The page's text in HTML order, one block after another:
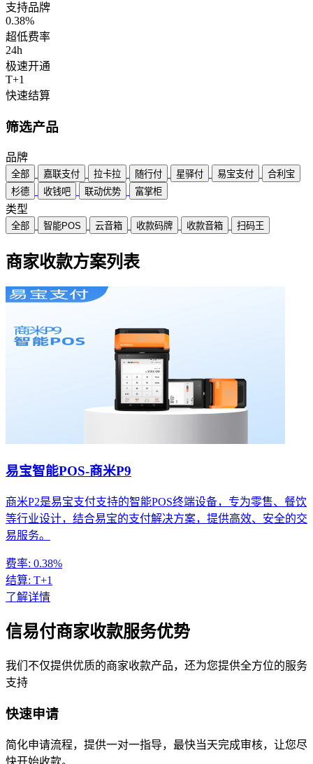
支持品牌
0.38%
超低费率
24h
极速开通
T+1
快速结算
筛选产品
品牌
全部 嘉联支付 拉卡拉 随行付 星驿付 易宝支付
合利宝
杉德
收钱吧 联动优势 富掌柜
类型
全部 智能POS 云音箱 收款码牌 收款音箱 扫码王
商家收款方案列表
易宝智能POS-商米P9
商米P2是易宝支付支持的智能POS终端设备，专为零售、餐饮
等行业设计，结合易宝的支付解决方案，提供高效、安全的交
易服务。
费率: 0.38%
结算: T+1
了解详情
信易付商家收款服务优势
我们不仅提供优质的商家收款产品，还为您提供全方位的服务
支持
快速申请
简化申请流程，提供一对一指导，最快当天完成审核，让您尽
快开始收款。